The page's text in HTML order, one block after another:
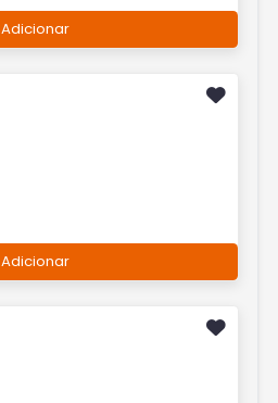
Adicionar
Adicionar